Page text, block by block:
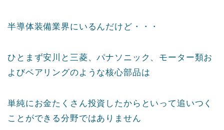
半導体装備業界にいるんだけど・・・
ひとまず安川と三菱、パナソニック、モーター類お
よびベアリングのような核心部品は
単純にお金たくさん投資したからといって追いつく
ことができる分野ではありません